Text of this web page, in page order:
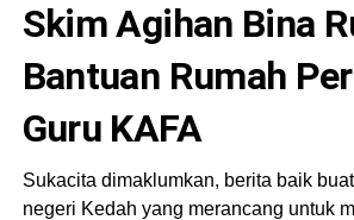
Skim Agihan Bina
Bantuan Rumah
Guru KAFA
Sukacita dimaklumkan, berita baik
negeri Kedah yang merancang untuk